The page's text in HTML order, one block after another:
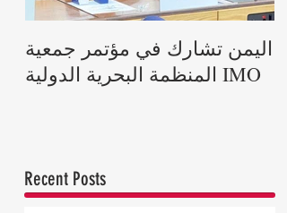
اليمن تشارك في مؤتمر جمعية
المنظمة البحرية الدولية IMO
Recent Posts